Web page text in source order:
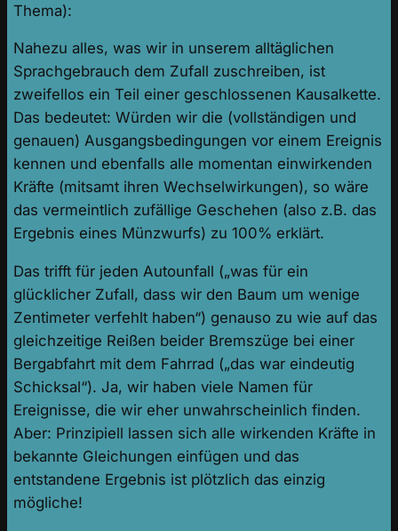
Thema):
Nahezu alles, was wir in unserem alltäglichen
Sprachgebrauch dem Zufall zuschreiben, ist
zweifellos ein Teil einer geschlossenen Kausalkette.
Das bedeutet: Würden wir die (vollständigen und
genauen) Ausgangsbedingungen vor einem Ereignis
kennen und ebenfalls alle momentan einwirkenden
Kräfte (mitsamt ihren Wechselwirkungen), so wäre
das vermeintlich zufällige Geschehen (also z.B. das
Ergebnis eines Münzwurfs) zu 100% erklärt.
Das trifft für jeden Autounfall („was für ein
glücklicher Zufall, dass wir den Baum um wenige
Zentimeter verfehlt haben“) genauso zu wie auf das
gleichzeitige Reißen beider Bremszüge bei einer
Bergabfahrt mit dem Fahrrad („das war eindeutig
Schicksal“). Ja, wir haben viele Namen für
Ereignisse, die wir eher unwahrscheinlich finden.
Aber: Prinzipiell lassen sich alle wirkenden Kräfte in
bekannte Gleichungen einfügen und das
entstandene Ergebnis ist plötzlich das einzig
mögliche!